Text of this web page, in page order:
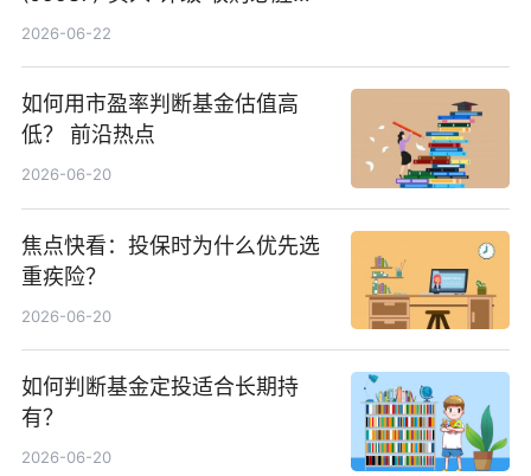
中国增厚利润加速成长 信息
2026-06-22
如何用市盈率判断基金估值高
低？ 前沿热点
2026-06-20
焦点快看：投保时为什么优先选
重疾险？
2026-06-20
如何判断基金定投适合长期持
有？
2026-06-20